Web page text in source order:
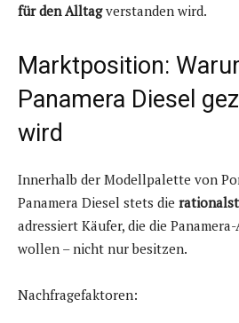
für den Alltagverstanden wird.
Marktposition:
Panamera Diesel
wird
Innerhalb der Modellpalette von
Panamera Diesel stets die
adressiert Käufer, die die
wollen – nicht nur besitzen.
Nachfragefaktoren: